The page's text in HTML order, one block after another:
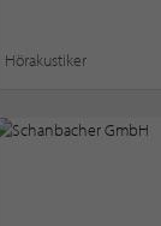
Hörakustiker